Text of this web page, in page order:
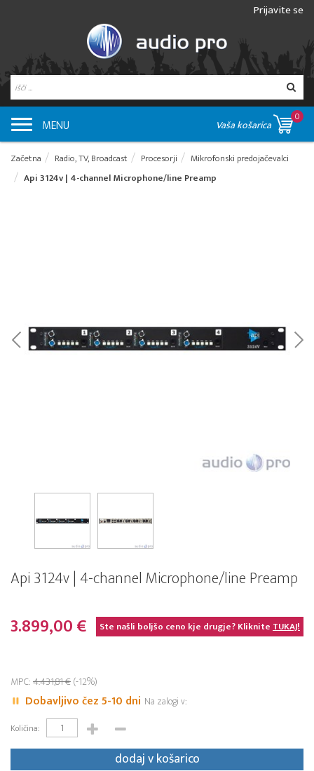
Prijavite se
MENU Vaša košarica
0
Začetna Radio, TV, Broadcast Procesorji
Mikrofonski predojačevalci
Api 3124v | 4-channel Microphone/line Preamp
Api 3124v | 4-channel Microphone/line Preamp
3.899,00 € Ste našli boljšo ceno kje drugje? KlikniteTUKAJ!
MPC:4.431,81 €(-12%)
Dobavljivo čez 5-10 dni Na zalogi v:
Količina:
dodaj v košarico